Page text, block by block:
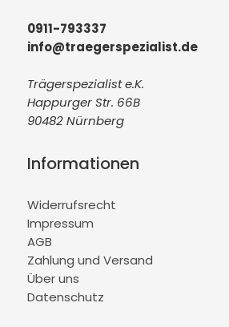
0911-793337
info@traegerspezialist.de
Trägerspezialist e.K.
Happurger Str. 66B
90482 Nürnberg
Informationen
Widerrufsrecht
Impressum
AGB
Zahlung und Versand
Über uns
Datenschutz